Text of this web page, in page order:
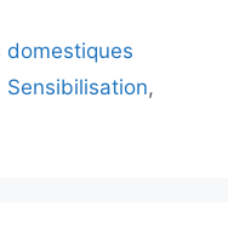
domestiques
Sensibilisation,